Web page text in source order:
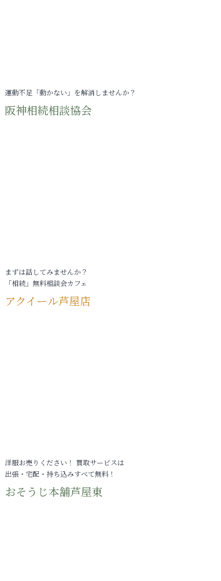
運動不足「動かない」を解消しませんか？
阪神相続相談協会
まずは話してみませんか？
「相続」無料相談会カフェ
アクイール芦屋店
洋服お売りください！ 買取サービスは
出張・宅配・持ち込みすべて無料！
おそうじ本舗芦屋東